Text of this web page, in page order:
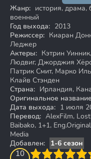
Жанр: история,
военный
Год выхода: 2013
Режиссер: Киаран
Леджер
Актеры: Кэтрин
Людвиг, Джорджия
Патрик Смит, Марко
Клайв Стэнден
Страна: Ирландия,
Оригинальное
Дата выхода: 1 июля
Перевод: AlexFilm,
Baibako, 1+1,
Media
Добавлен:
1-6 сезон
10
4 5 6 7 8 9